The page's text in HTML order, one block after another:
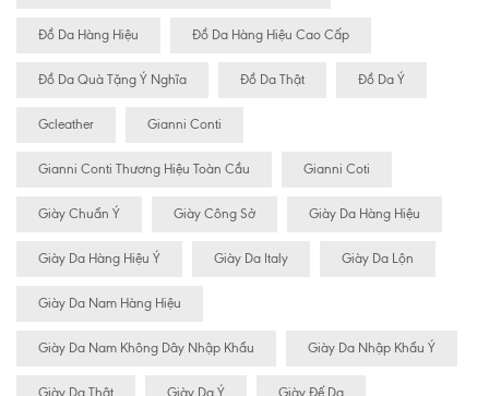
Đồ Da Hàng Hiệu Đồ Da Hàng Hiệu Cao Cấp
Đồ Da Quà Tặng Ý Nghĩa Đồ Da Thật Đồ Da Ý
Gcleather Gianni Conti
Gianni Conti Thương Hiệu Toàn Cầu Gianni Coti
Giày Chuẩn Ý Giày Công Sở Giày Da Hàng Hiệu
Giày Da Hàng Hiệu Ý Giày Da Italy Giày Da Lộn
Giày Da Nam Hàng Hiệu
Giày Da Nam Không Dây Nhập Khẩu Giày Da Nhập Khẩu Ý